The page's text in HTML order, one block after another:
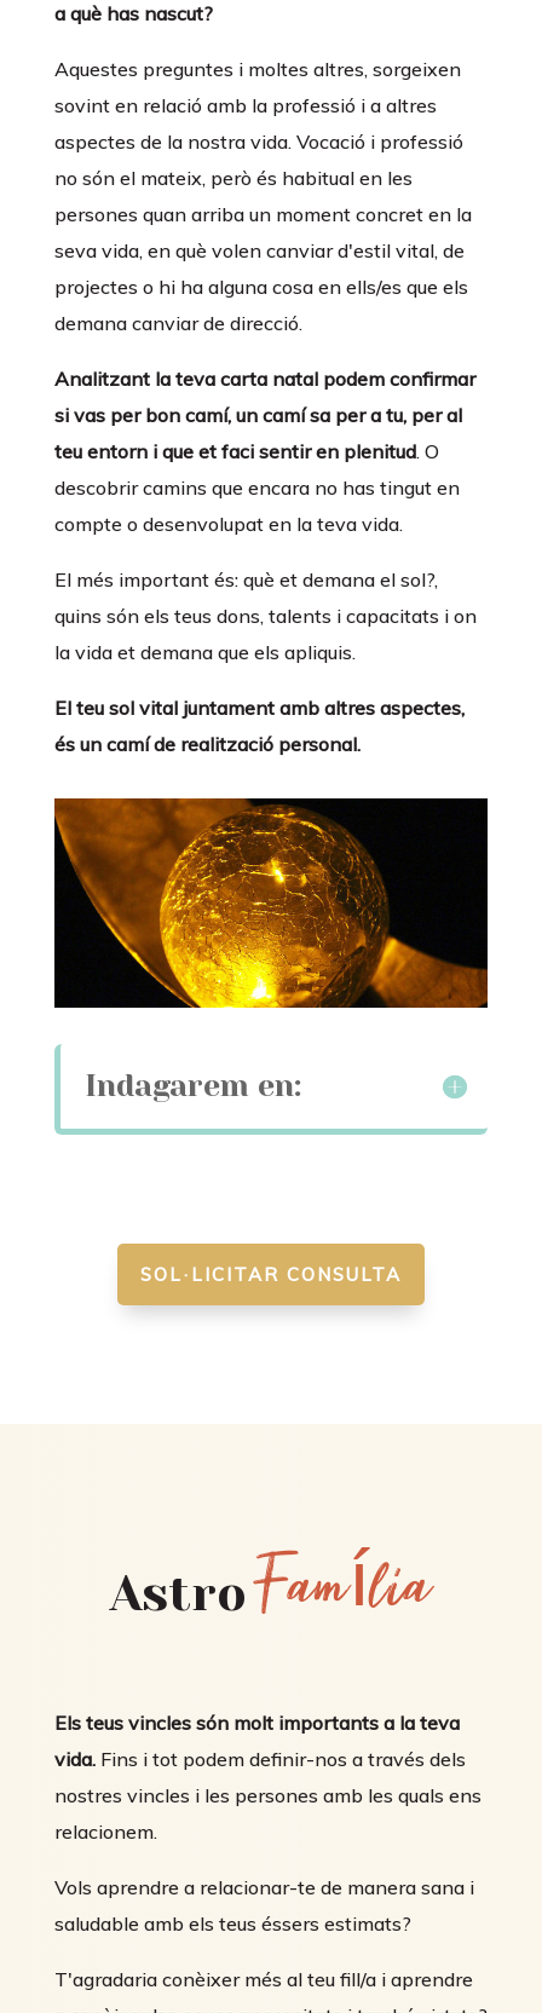
a què has nascut?
Aquestes preguntes i moltes altres, sorgeixen
sovint en relació amb la professió i a altres
aspectes de la nostra vida. Vocació i professió
no són el mateix, però és habitual en les
persones quan arriba un moment concret en la
seva vida, en què volen canviar d'estil vital, de
projectes o hi ha alguna cosa en ells/es que els
demana canviar de direcció.
Analitzant la teva carta natal podem confirmar
si vas per bon camí, un camí sa per a tu, per al
teu entorn i que et faci sentir en plenitud. O
descobrir camins que encara no has tingut en
compte o desenvolupat en la teva vida.
El més important és: què et demana el sol?,
quins són els teus dons, talents i capacitats i on
la vida et demana que els apliquis.
El teu sol vital juntament amb altres aspectes,
és un camí de realització personal.
Indagarem en:
SOL·LICITAR CONSULTA
Astro Família
Els teus vincles són molt importants a la teva
vida.Fins i tot podem definir-nos a través dels
nostres vincles i les persones amb les quals ens
relacionem.
Vols aprendre a relacionar-te de manera sana i
saludable amb els teus éssers estimats?
T'agradaria conèixer més al teu fill/a i aprendre